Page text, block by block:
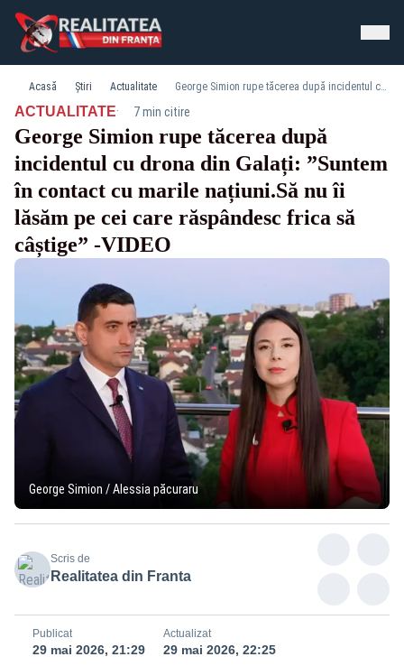
Acasă Știri Actualitate George Simion rupe tăcerea după incidentul cu drona din Galați: ”Suntem în contact cu marile națiuni.Să nu îi lăsăm pe cei care răspândesc frica să câștige” -VIDEO
ACTUALITATE· 7 min citire
George Simion rupe tăcerea după
incidentul cu drona din Galați: ”Suntem
în contact cu marile națiuni.Să nu îi
lăsăm pe cei care răspândesc frica să
câștige” -VIDEO
George Simion / Alessia păcuraru
Scris de
Realitatea din Franta
Publicat
29 mai 2026, 21:29
Actualizat
29 mai 2026, 22:25